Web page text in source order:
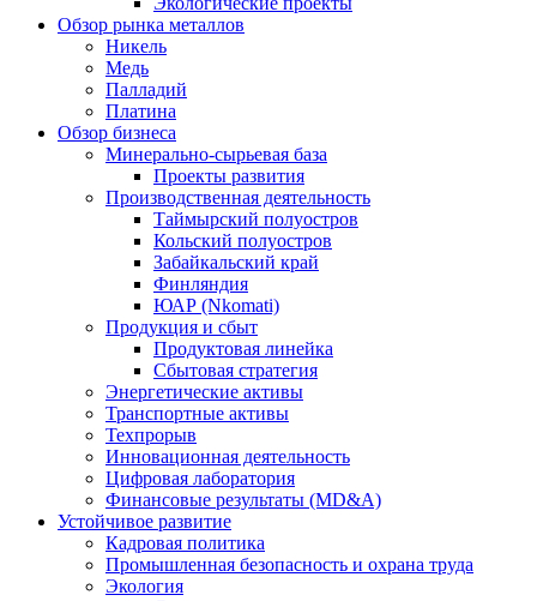
Обзор рынка металлов
Никель
Медь
Палладий
Платина
Обзор бизнеса
Минерально-сырьевая база
Проекты развития
Производственная деятельность
Таймырский полуостров
Кольский полуостров
Забайкальский край
Финляндия
ЮАР (Nkomati)
Продукция и сбыт
Продуктовая линейка
Сбытовая стратегия
Энергетические активы
Транспортные активы
Техпрорыв
Инновационная деятельность
Цифровая лаборатория
Финансовые результаты (MD&A)
Устойчивое развитие
Кадровая политика
Промышленная безопасность и охрана труда
Экология